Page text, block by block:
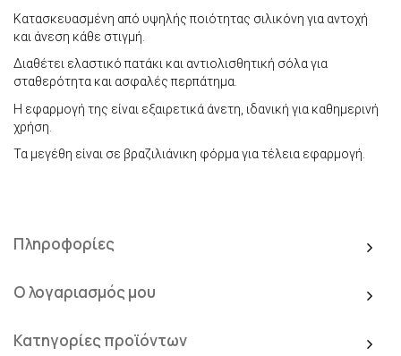
Κατασκευασμένη από υψηλής ποιότητας σιλικόνη για αντοχή
και άνεση κάθε στιγμή.
Διαθέτει ελαστικό πατάκι και αντιολισθητική σόλα για
σταθερότητα και ασφαλές περπάτημα.
Η εφαρμογή της είναι εξαιρετικά άνετη, ιδανική για καθημερινή
χρήση.
Τα μεγέθη είναι σε βραζιλιάνικη φόρμα για τέλεια εφαρμογή.
Πληροφορίες
Ο λογαριασμός μου
Κατηγορίες προϊόντων